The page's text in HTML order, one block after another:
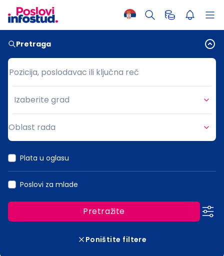
Pretraga
Pozicija, poslodavac ili ključna reč
Pozicija, poslodavac ili ključna reč
Grad
Izaberite grad
Oblast rada
Plata u oglasu
Poslovi za mlade
Pretražite
Poništite filtere